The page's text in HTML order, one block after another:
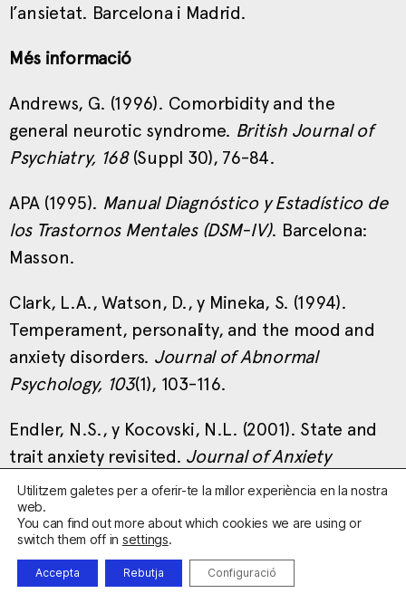
l’ansietat. Barcelona i Madrid.
Més informació
Andrews, G. (1996). Comorbidity and the
general neurotic syndrome. British Journal of
Psychiatry, 168(Suppl 30), 76-84.
APA (1995). Manual Diagnóstico y Estadístico de
los Trastornos Mentales (DSM-IV). Barcelona:
Masson.
Clark, L.A., Watson, D., y Mineka, S. (1994).
Temperament, personality, and the mood and
anxiety disorders. Journal of Abnormal
Psychology, 103(1), 103-116.
Endler, N.S., y Kocovski, N.L. (2001). State and
trait anxiety revisited. Journal of Anxiety
Disorders, 15(3), 231-245.
Matthews, G., Saklofske, D.H., Costa, P.T Jr,
Deary, I.J., y Zeidner, M. (1998). Dimensional
models of personality: A framework for
Utilitzem galetes per a oferir-te la millor experiència en la nostra
web.
You can find out more about which cookies we are using or
switch them off in settings.
Accepta Rebutja Configuració